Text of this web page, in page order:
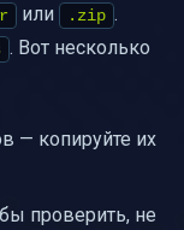
или .zip .
. Вот несколько
— копируйте их
проверить, не